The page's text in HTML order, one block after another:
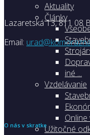
Aktuality
Články
iné ...
Vzdelávanie
Užitočné
Lazaretská 13, 811 08
Email:
O nás v skratke